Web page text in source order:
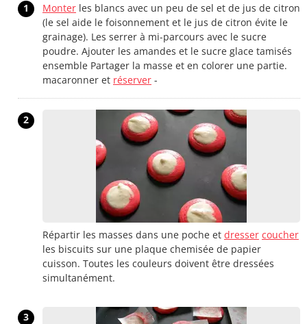
1 Monter les blancs avec un peu de sel et de jus de citron
(le sel aide le foisonnement et le jus de citron évite le
grainage). Les serrer à mi-parcours avec le sucre
poudre. Ajouter les amandes et le sucre glace tamisés
ensemble Partager la masse et en colorer une partie.
macaronner et réserver -
2
Répartir les masses dans une poche et dresser coucher
les biscuits sur une plaque chemisée de papier
cuisson. Toutes les couleurs doivent être dressées
simultanément.
3